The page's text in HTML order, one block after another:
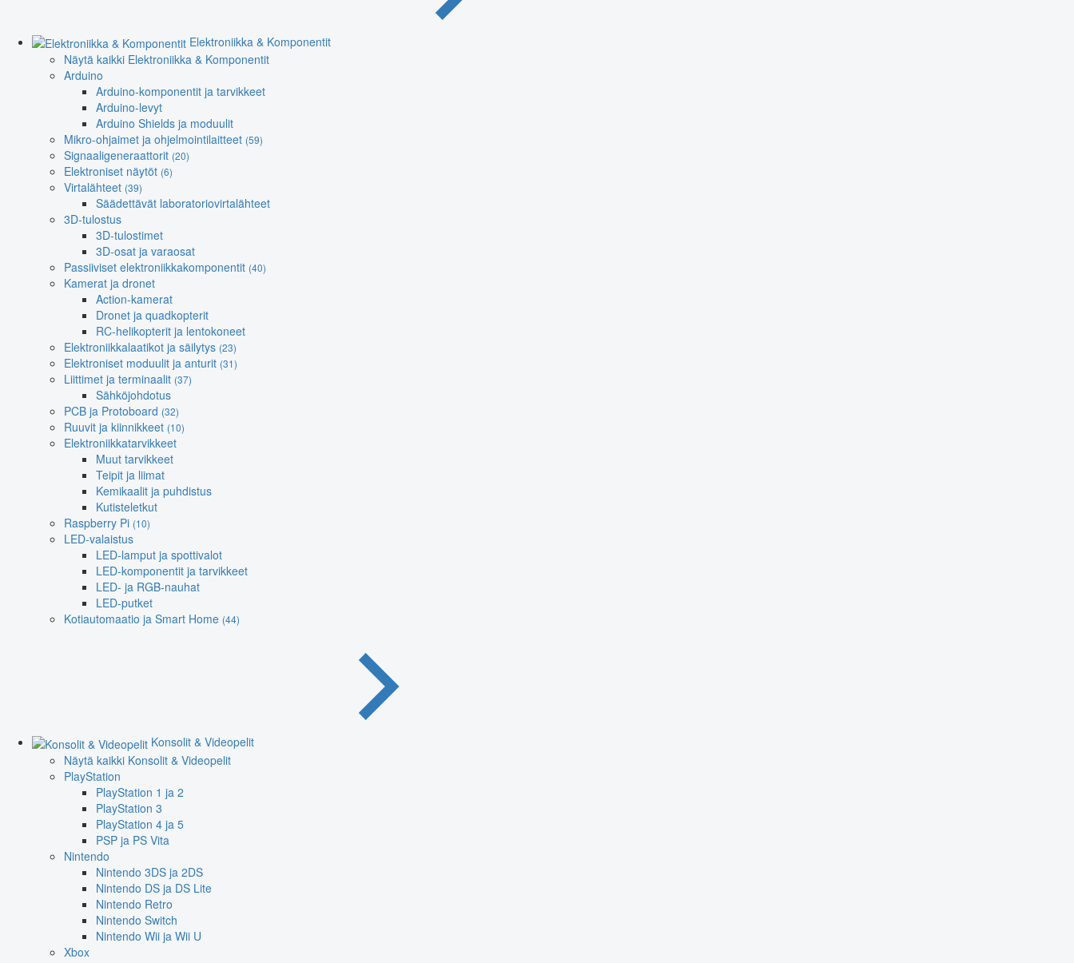
Elektroniikka & Komponentit
Näytä kaikki Elektroniikka & Komponentit
Arduino
Arduino-komponentit ja tarvikkeet
Arduino-levyt
Arduino Shields ja moduulit
Mikro-ohjaimet ja ohjelmointilaitteet (59)
Signaaligeneraattorit (20)
Elektroniset näytöt (6)
Virtalähteet (39)
Säädettävät laboratoriovirtalähteet
3D-tulostus
3D-tulostimet
3D-osat ja varaosat
Passiiviset elektroniikkakomponentit (40)
Kamerat ja dronet
Action-kamerat
Dronet ja quadkopterit
RC-helikopterit ja lentokoneet
Elektroniikkalaatikot ja säilytys (23)
Elektroniset moduulit ja anturit (31)
Liittimet ja terminaalit (37)
Sähköjohdotus
PCB ja Protoboard (32)
Ruuvit ja kiinnikkeet (10)
Elektroniikkatarvikkeet
Muut tarvikkeet
Teipit ja liimat
Kemikaalit ja puhdistus
Kutisteletkut
Raspberry Pi (10)
LED-valaistus
LED-lamput ja spottivalot
LED-komponentit ja tarvikkeet
LED- ja RGB-nauhat
LED-putket
Kotiautomaatio ja Smart Home (44)
Konsolit & Videopelit
Näytä kaikki Konsolit & Videopelit
PlayStation
PlayStation 1 ja 2
PlayStation 3
PlayStation 4 ja 5
PSP ja PS Vita
Nintendo
Nintendo 3DS ja 2DS
Nintendo DS ja DS Lite
Nintendo Retro
Nintendo Switch
Nintendo Wii ja Wii U
Xbox